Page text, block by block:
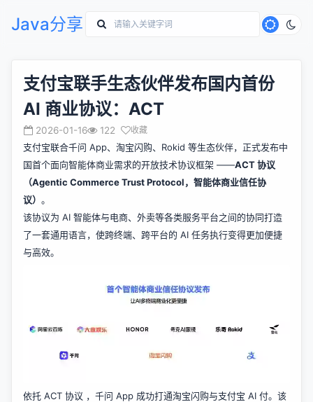
Java分享
支付宝联手生态伙伴发布国内首份
AI 商业协议：ACT
2026-01-16 122 收藏
支付宝联合千问 App、淘宝闪购、Rokid 等生态伙伴，正式发布中
国首个面向智能体商业需求的开放技术协议框架 ——ACT 协议
（Agentic Commerce Trust Protocol，智能体商业信任协
议） 。
该协议为 AI 智能体与电商、外卖等各类服务平台之间的协同打造
了一套通用语言，使跨终端、跨平台的 AI 任务执行变得更加便捷
与高效。
依托 ACT 协议 ，千问 App 成功打通淘宝闪购与支付宝 AI 付。该